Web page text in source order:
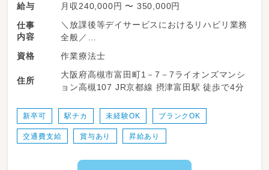
給与
月収240,000円 〜 350,000円
仕事
内容
＼放課後等デイサービスにおけるリハビリ業務
全般／
学校やご家庭での日常生活に困りごとを抱える
お子さんに、運動を中心に身体の発達を促して
いきます！
＜具体的内容＞
・児童へのリハビリ業務
・児童への運動、作業活動などの支援業務
・児童発達支援管理業務
資格 作業療法士
住所
大阪府高槻市富田町1－7－7ライオンズマンシ
ョン高槻107 JR京都線 摂津富田駅 徒歩で4分
新卒可 駅チカ 未経験OK ブランクOK
交通費支給 賞与あり 昇給あり